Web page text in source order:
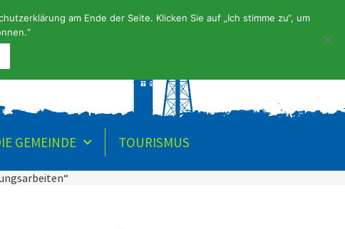
GEMEINDE TOURISMUS
am Ende der Seite. Klicken Sie auf „Ich stimme zu“, um